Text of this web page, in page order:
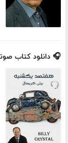
🎧 دانلود کتاب